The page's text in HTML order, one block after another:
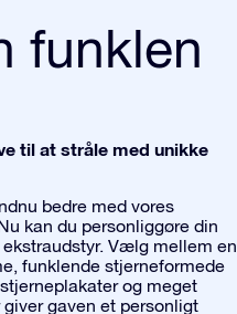
funklen
til at stråle med unikke
bedre med vores
kan du personliggøre din
Vælg mellem en
funklende stjerneformede
og meget
gaven et personligt